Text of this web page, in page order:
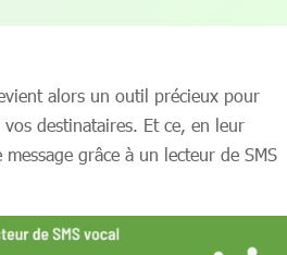
alors un outil précieux pour
destinataires. Et ce, en leur
grâce à un lecteur de SMS